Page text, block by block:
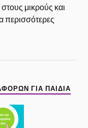
μικρούς και
περισσότερες
ΓΙΑ ΠΑΙΔΙΆ